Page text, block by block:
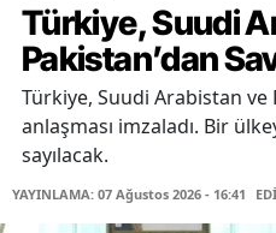
Türkiye, Suudi
Pakistan’dan
Türkiye, Suudi Arabistan
anlaşması imzaladı. Bir
sayılacak.
YAYINLAMA: 07 Ağustos 2026 - 16:41